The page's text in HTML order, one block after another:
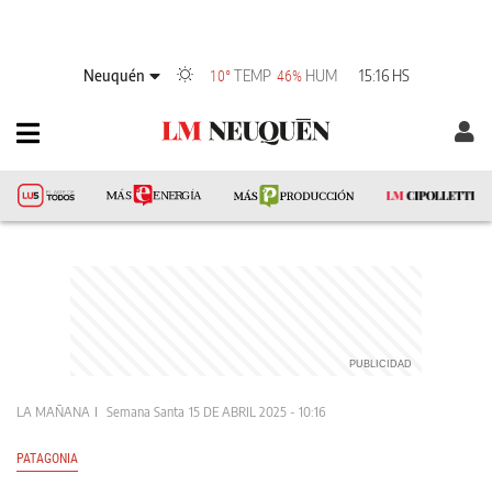
Neuquén 10° TEMP 46% HUM 15:16 HS
LA MAÑANA Semana Santa 15 DE ABRIL 2025 - 10:16
PATAGONIA